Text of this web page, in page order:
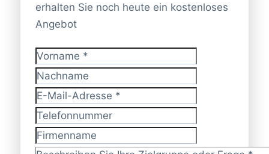
erhalten Sie noch heute ein kostenloses
Angebot
Vorname*
Nachname
E-Mail-Adresse*
Telefonnummer
Firmenname